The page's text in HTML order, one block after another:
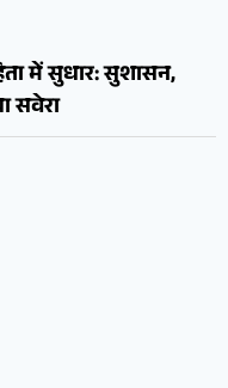
में सुधार: सुशासन,
सवेरा